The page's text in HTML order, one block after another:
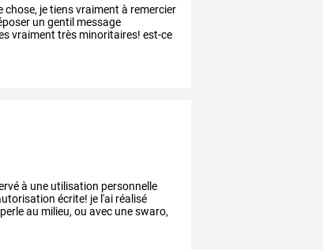
chose, jetiensvraiment à remercier
un gentil message
vraiment très minoritaires! est-ce
à une utilisation personnelle
écrite! je l'ai réalisé
perleau milieu, ou avec uneswaro,